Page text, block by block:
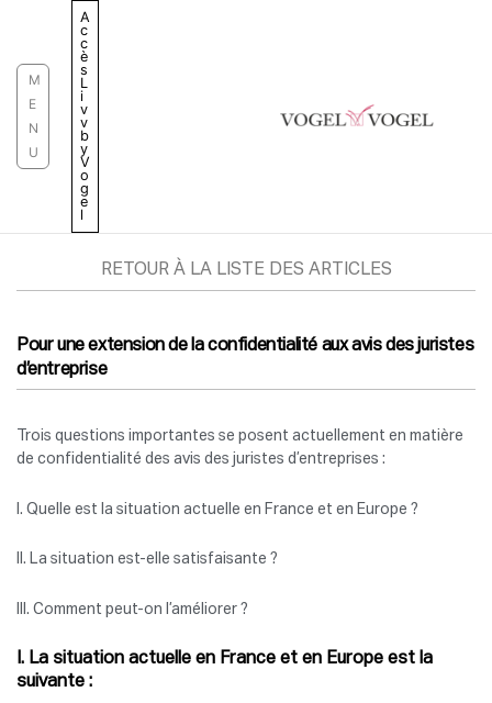
M
E
N
U
A
c
c
è
s
L
i
v
v
b
y
V
o
g
e
l
RETOUR À LA LISTE DES ARTICLES
Pour une extension de la confidentialité aux avis des juristes
d’entreprise
Trois questions importantes se posent actuellement en matière
de confidentialité des avis des juristes d’entreprises :
I. Quelle est la situation actuelle en France et en Europe ?
II. La situation est-elle satisfaisante ?
III. Comment peut-on l’améliorer ?
I. La situation actuelle en France et en Europe est la
suivante :